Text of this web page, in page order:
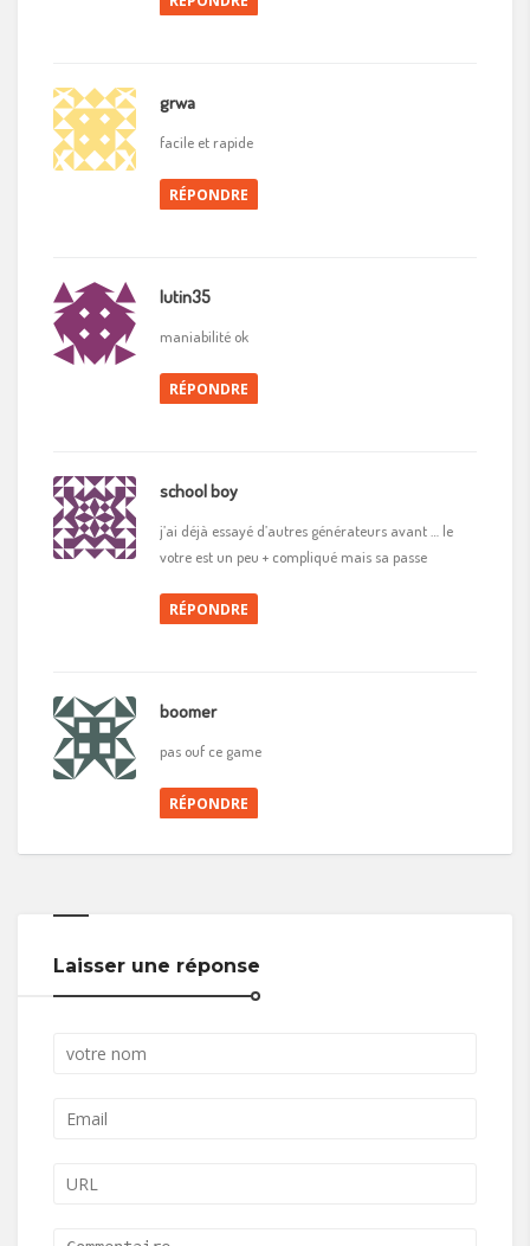
grwa
facile et rapide
RÉPONDRE
lutin35
maniabilité ok
RÉPONDRE
school boy
j’ai déjà essayé d’autres générateurs avant … le
votre est un peu + compliqué mais sa passe
RÉPONDRE
boomer
pas ouf ce game
RÉPONDRE
Laisser une réponse